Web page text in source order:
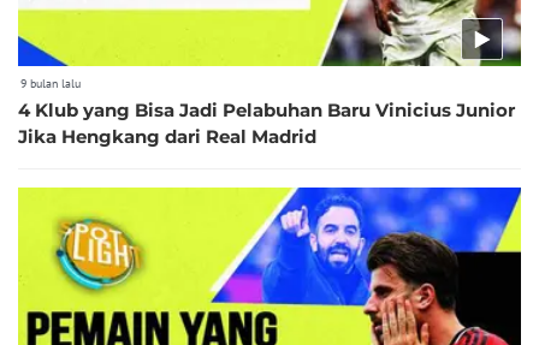
9 bulan lalu
4 Klub yang Bisa Jadi Pelabuhan Baru Vinicius Junior
Jika Hengkang dari Real Madrid